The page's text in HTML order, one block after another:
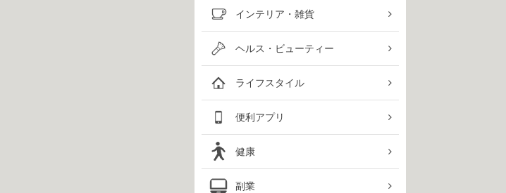
インテリア・雑貨
ヘルス・ビューティー
ライフスタイル
便利アプリ
健康
副業